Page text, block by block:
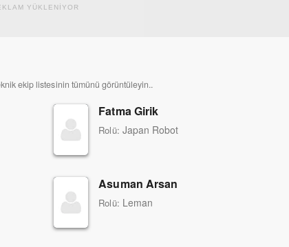
YÜKLENİYOR
ekip listesinin tümünü görüntüleyin..
Fatma Girik
Rolü: Japan Robot
Asuman Arsan
Rolü: Leman